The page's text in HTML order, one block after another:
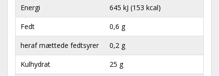
Energi 645 kJ (153 kcal)
Fedt 0,6 g
heraf mættede fedtsyrer 0,2 g
Kulhydrat 25 g